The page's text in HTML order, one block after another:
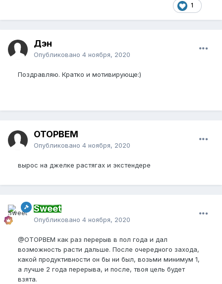
1
Дэн
Опубликовано 4 ноября, 2020
Поздравляю. Кратко и мотивирующе:)
OTOPBEM
Опубликовано 4 ноября, 2020
вырос на джелке растягах и экстендере
Sweet
Опубликовано 4 ноября, 2020
@OTOPBEM как раз перерыв в пол года и дал
возможность расти дальше. После очередного захода,
какой продуктивности он бы ни был, возьми минимум 1,
а лучше 2 года перерыва, и после, твоя цель будет
взята.